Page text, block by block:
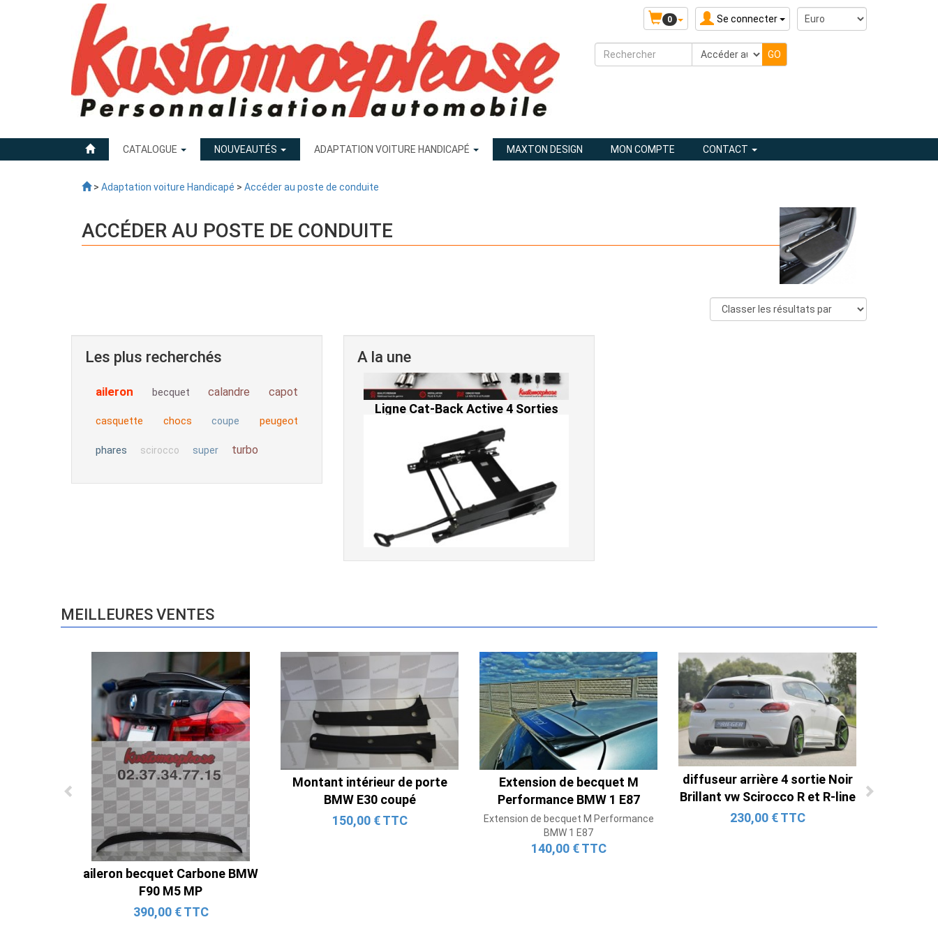
Se connecter
0
CATALOGUE NOUVEAUTÉS ADAPTATION VOITURE HANDICAPÉ MAXTON DESIGN MON COMPTE CONTACT
> Adaptation voiture Handicapé > Accéder au poste de conduite
ACCÉDER AU POSTE DE CONDUITE
Les plus recherchés
aileron becquet calandre capot
casquette chocs coupe peugeot
phares scirocco super turbo
A la une
Ligne Cat-Back Active 4 Sorties
avec Tube en H pour Ford Mustang
GT & V6 (2015-2023)
2 690,00 € TTC
Console de siège gauche pour
BMW Série 3 E46 (hors Cabriolet et
MEILLEURES VENTES
aileron becquet Carbone BMW
F90 M5 MP
390,00 € TTC
Montant intérieur de porte
BMW E30 coupé
150,00 € TTC
Extension de becquet M
Performance BMW 1 E87
Extension de becquet M Performance
BMW 1 E87
140,00 € TTC
diffuseur arrière 4 sortie Noir
Brillant vw Scirocco R et R-line
230,00 € TTC